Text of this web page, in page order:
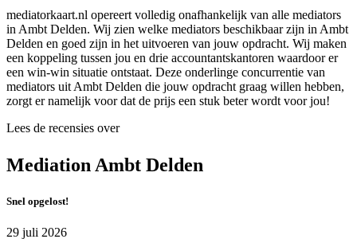
mediatorkaart.nl opereert volledig onafhankelijk van alle mediators
in Ambt Delden. Wij zien welke mediators beschikbaar zijn in Ambt
Delden en goed zijn in het uitvoeren van jouw opdracht. Wij maken
een koppeling tussen jou en drie accountantskantoren waardoor er
een win-win situatie ontstaat. Deze onderlinge concurrentie van
mediators uit Ambt Delden die jouw opdracht graag willen hebben,
zorgt er namelijk voor dat de prijs een stuk beter wordt voor jou!
Lees de recensies over
Mediation Ambt Delden
Snel opgelost!
29 juli 2026